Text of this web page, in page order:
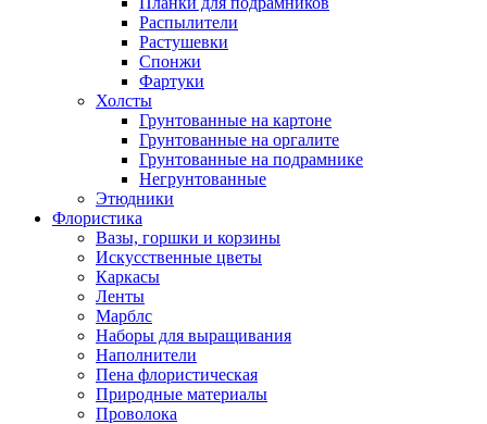
Распылители
Растушевки
Спонжи
Фартуки
Холсты
Грунтованные на картоне
Грунтованные на оргалите
Грунтованные на подрамнике
Негрунтованные
Этюдники
Флористика
Вазы, горшки и корзины
Искусственные цветы
Каркасы
Ленты
Марблс
Наборы для выращивания
Наполнители
Пена флористическая
Природные материалы
Проволока